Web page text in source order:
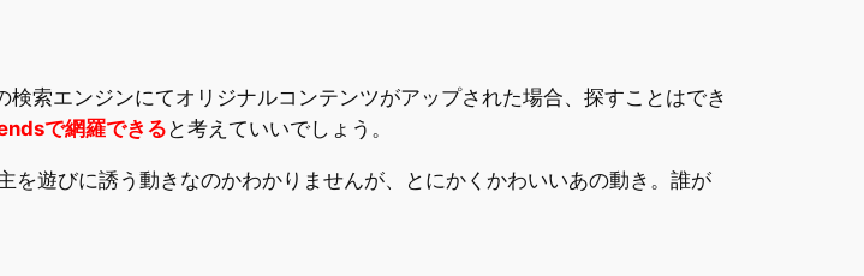
索エンジンにてオリジナルコンテンツがアップされた場合、探すことはでき
で網羅できると考えていいでしょう。
を遊びに誘う動きなのかわかりませんが、とにかくかわいいあの動き。誰が